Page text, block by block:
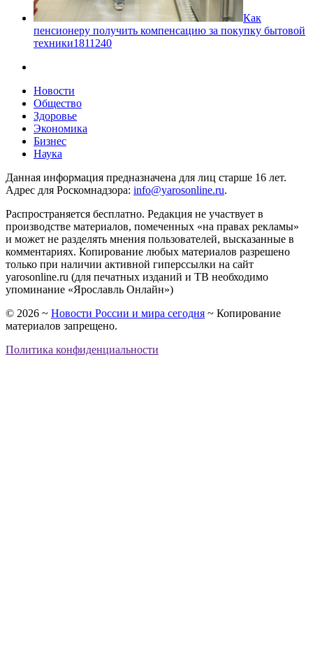
Как
пенсионеру получить компенсацию за покупку бытовой
техники1811240
Новости
Общество
Здоровье
Экономика
Бизнес
Наука
Данная информация предназначена для лиц старше 16 лет.
Адрес для Роскомнадзора: info@yarosonline.ru.
Распространяется бесплатно. Редакция не участвует в
производстве материалов, помеченных «на правах рекламы»
и может не разделять мнения пользователей, высказанные в
комментариях. Копирование любых материалов разрешено
только при наличии активной гиперссылки на сайт
yarosonline.ru (для печатных изданий и ТВ необходимо
упоминание «Ярославль Онлайн»)
© 2026 ~ Новости России и мира сегодня ~ Копирование
материалов запрещено.
Политика конфиденциальности